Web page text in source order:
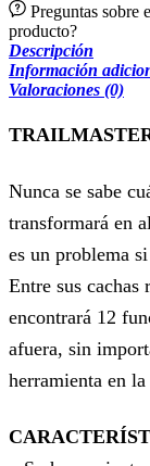
Preguntas sobre
producto?
Descripción
Información
Valoraciones (0)
Nunca se sabe
transformará en
es un problema
Entre sus cachas
encontrará 12
afuera, sin
herramienta en